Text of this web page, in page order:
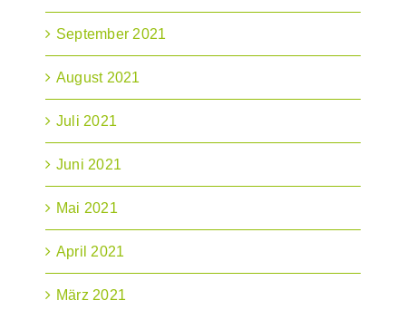
September 2021
August 2021
Juli 2021
Juni 2021
Mai 2021
April 2021
März 2021